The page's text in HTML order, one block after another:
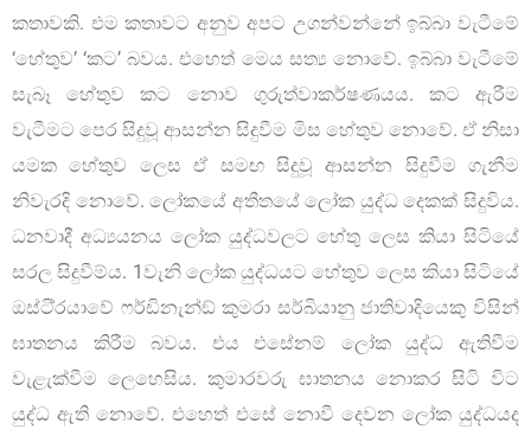
කතාවකි. එම කතාවට අනුව අපට උගන්වන්නේ ඉබ්බා වැටීමේ
‘හේතුව’ ‘කට’ බවය. එහෙත් මෙය සත්‍ය නොවේ. ඉබ්බා වැටීමේ
සැබෑ හේතුව කට නොව ගුරුත්වාකර්ෂණයය. කට ඇරීම
වැටීමට පෙර සිදුවූ ආසන්න සිදුවීම මිස හේතුව නොවේ. ඒ නිසා
යමක හේතුව ලෙස ඒ සමඟ සිදුවූ ආසන්න සිදුවීම ගැනීම
නිවැරදි නොවේ. ලෝකයේ අතීතයේ ලෝක යුද්ධ දෙකක් සිදුවිය.
ධනවාදී අධ්‍යයනය ලෝක යුද්ධවලට හේතු ලෙස කියා සිටියේ
සරල සිදුවීම්ය. 1වැනි ලෝක යුද්ධයට හේතුව ලෙස කියා සිටියේ
ඔස්ටි්‍රයාවේ ෆර්ඩිනැන්ඞ් කුමරා සර්බියානු ජාතිවාදියෙකු විසින්
ඝාතනය කිරීම බවය. එය එසේනම් ලෝක යුද්ධ ඇතිවීම
වැළැක්වීම ලෙහෙසිය. කුමාරවරු ඝාතනය නොකර සිටි විට
යුද්ධ ඇති නොවේ. එහෙත් එසේ නොවී දෙවන ලෝක යුද්ධයද